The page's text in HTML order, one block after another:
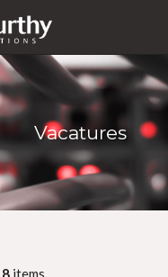
Vacatures
8 items.